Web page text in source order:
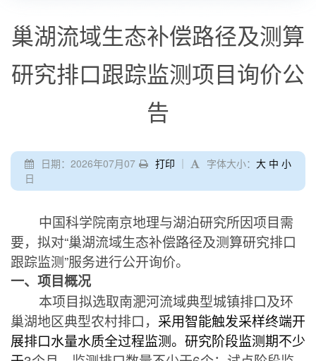
巢湖流域生态补偿路径及测算
研究排口跟踪监测项目询价公
告
打印 ｜ 字体大小： 大 中 小
日期：2026年07月07
日
中国科学院南京地理与湖泊研究所因项目需
要，拟对“巢湖流域生态补偿路径及测算研究排口
跟踪监测”服务进行公开询价。
一、项目概况
本项目拟选取南淝河流域典型城镇排口及环
巢湖地区典型农村排口， 采用智能触发采样终端开
展排口水量水质全过程监测。研究阶段监测期不少